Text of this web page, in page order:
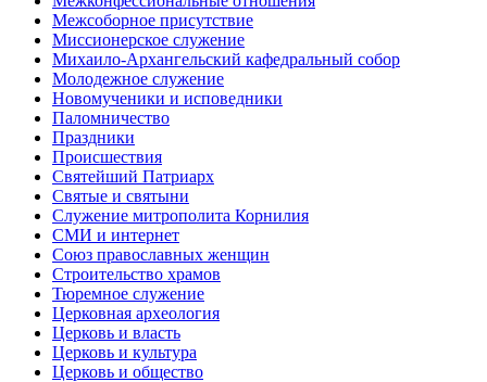
Межсоборное присутствие
Миссионерское служение
Михаило-Архангельский кафедральный собор
Молодежное служение
Новомученики и исповедники
Паломничество
Праздники
Происшествия
Святейший Патриарх
Святые и святыни
Служение митрополита Корнилия
СМИ и интернет
Союз православных женщин
Строительство храмов
Тюремное служение
Церковная археология
Церковь и власть
Церковь и культура
Церковь и общество